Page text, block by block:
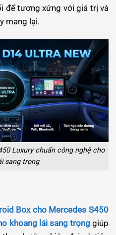
để tương xứng với giá trị và
mang lại.
Luxury chuẩn công nghệ cho
sang trọng
Box cho Mercedes S450
khoang lái sang trọng giúp